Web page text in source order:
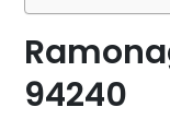
94240